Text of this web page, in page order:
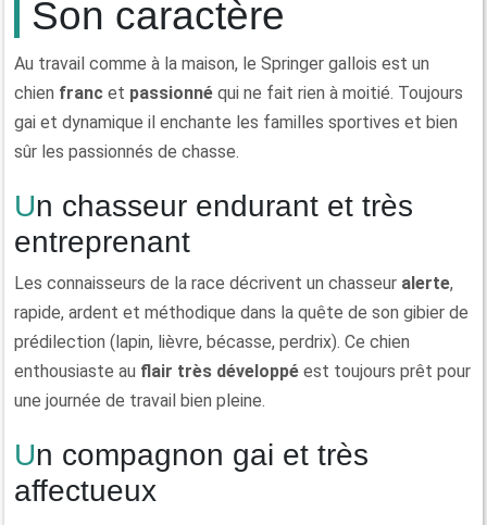
Son caractère
Au travail comme à la maison, le Springer gallois est un
chien franc et passionné qui ne fait rien à moitié. Toujours
gai et dynamique il enchante les familles sportives et bien
sûr les passionnés de chasse.
Un chasseur endurant et très
entreprenant
Les connaisseurs de la race décrivent un chasseur alerte,
rapide, ardent et méthodique dans la quête de son gibier de
prédilection (lapin, lièvre, bécasse, perdrix). Ce chien
enthousiaste au flair très développé est toujours prêt pour
une journée de travail bien pleine.
Un compagnon gai et très
affectueux